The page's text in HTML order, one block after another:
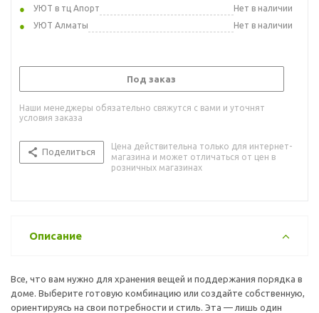
УЮТ в тц Апорт
Нет в наличии
УЮТ Алматы
Нет в наличии
Под заказ
Наши менеджеры обязательно свяжутся с вами и уточнят
условия заказа
Поделиться
Цена действительна только для интернет-
магазина и может отличаться от цен в
розничных магазинах
Описание
Все, что вам нужно для хранения вещей и поддержания порядка в
доме. Выберите готовую комбинацию или создайте собственную,
ориентируясь на свои потребности и стиль. Эта — лишь один